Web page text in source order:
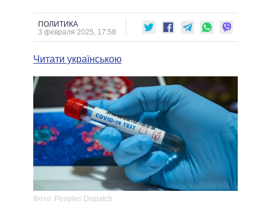
ДАЙДЖЕСТЫ
ВЕРХОВНАЯ РАДА
КАБИНЕТ МИНИСТРОВ
МЭРЫ
ВСЕ ПЕРСОНЫ
ПОДДЕРЖАТЬ
СРАВНЕНИЕ ПОЛИТИКОВ
ПОЛИТИКА
3 февраля 2025, 17:58
Читати українською
Фото: Peoples Dispatch